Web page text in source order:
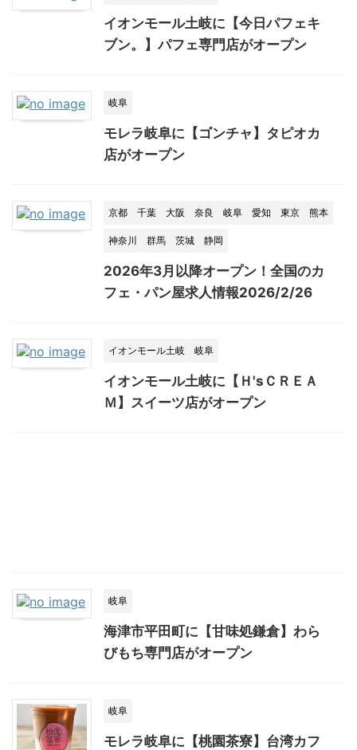
イオンモール土岐に【今日パフェキ
ブン。】パフェ専門店がオープン
岐阜
モレラ岐阜に【ゴンチャ】タピオカ
店がオープン
京都 千葉 大阪 奈良 岐阜 愛知 東京 熊本
神奈川 群馬 茨城 静岡
2026年3月以降オープン！全国のカ
フェ・パン屋求人情報2026/2/26
イオンモール土岐 岐阜
イオンモール土岐に【Ｈ'sＣＲＥＡ
Ｍ】スイーツ店がオープン
岐阜
海津市平田町に【甘味処鎌倉】わら
びもち専門店がオープン
岐阜
モレラ岐阜に【桃園茶寮】台湾カフ